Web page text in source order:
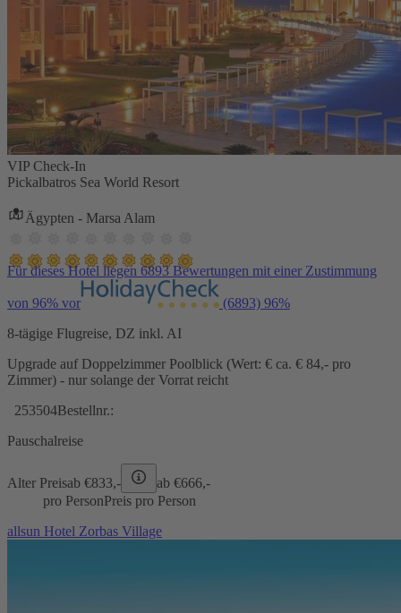
VIP Check-In
Pickalbatros Sea World Resort
Ägypten - Marsa Alam
Für dieses Hotel liegen 6893 Bewertungen mit einer Zustimmung
von 96% vor (6893) 96%
8-tägige Flugreise, DZ inkl. AI
Upgrade auf Doppelzimmer Poolblick (Wert: € ca. € 84,- pro
Zimmer) - nur solange der Vorrat reicht
253504Bestellnr.:
Pauschalreise
Alter Preisab €833,- ab €666,-
pro PersonPreis pro Person
allsun Hotel Zorbas Village